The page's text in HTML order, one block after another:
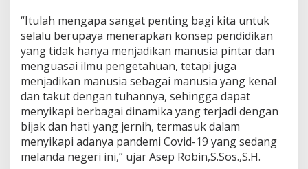
“Itulah mengapa sangat penting bagi kita untuk
selalu berupaya menerapkan konsep pendidikan
yang tidak hanya menjadikan manusia pintar dan
menguasai ilmu pengetahuan, tetapi juga
menjadikan manusia sebagai manusia yang kenal
dan takut dengan tuhannya, sehingga dapat
menyikapi berbagai dinamika yang terjadi dengan
bijak dan hati yang jernih, termasuk dalam
menyikapi adanya pandemi Covid-19 yang sedang
melanda negeri ini,” ujar Asep Robin,S.Sos.,S.H.